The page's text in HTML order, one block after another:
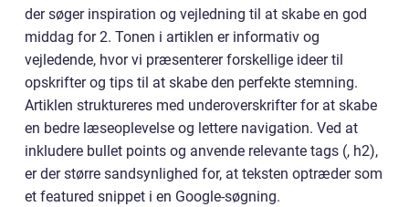
der søger inspiration og vejledning til at skabe en god
middag for 2. Tonen i artiklen er informativ og
vejledende, hvor vi præsenterer forskellige ideer til
opskrifter og tips til at skabe den perfekte stemning.
Artiklen struktureres med underoverskrifter for at skabe
en bedre læseoplevelse og lettere navigation. Ved at
inkludere bullet points og anvende relevante tags (, h2),
er der større sandsynlighed for, at teksten optræder som
et featured snippet i en Google-søgning.